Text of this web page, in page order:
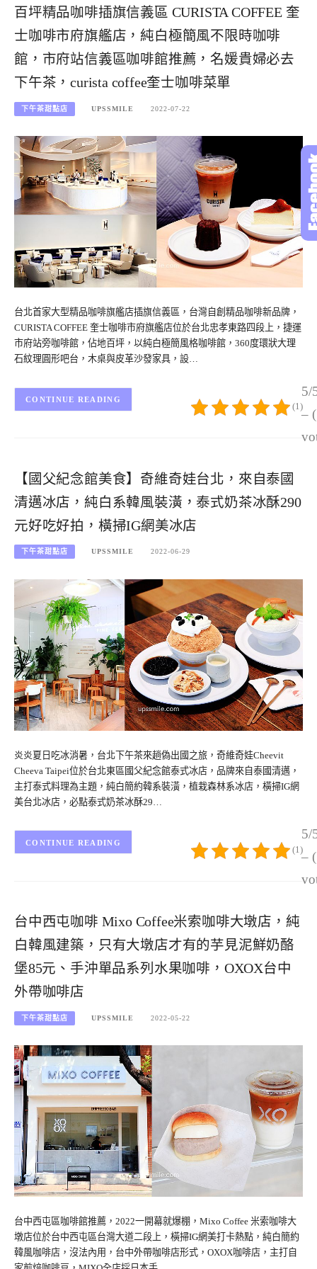
百坪精品咖啡插旗信義區 CURISTA COFFEE 奎
士咖啡市府旗艦店，純白極簡風不限時咖啡
館，市府站信義區咖啡館推薦，名媛貴婦必去
下午茶，curista coffee奎士咖啡菜單
下午茶甜點店 UPSSMILE 2022-07-22
台北首家大型精品咖啡旗艦店插旗信義區，台灣自創精品咖啡新品牌，
CURISTA COFFEE 奎士咖啡市府旗艦店位於台北忠孝東路四段上，捷運
市府站旁咖啡館，佔地百坪，以純白極簡風格咖啡館，360度環狀大理
石紋理圓形吧台，木桌與皮革沙發家具，設…
5/
–
(1)
CONTINUE READING
【國父紀念館美食】奇維奇娃台北，來自泰國
清邁冰店，純白系韓風裝潢，泰式奶茶冰酥290
元好吃好拍，橫掃IG網美冰店
下午茶甜點店 UPSSMILE 2022-06-29
炎炎夏日吃冰消暑，台北下午茶來趟偽出國之旅，奇維奇娃Cheevit
Cheeva Taipei位於台北東區國父紀念館泰式冰店，品牌來自泰國清邁，
主打泰式料理為主題，純白簡約韓系裝潢，植栽森林系冰店，橫掃IG網
美台北冰店，必點泰式奶茶冰酥29…
5/
–
(1)
CONTINUE READING
台中西屯咖啡 Mixo Coffee米索咖啡大墩店，純
白韓風建築，只有大墩店才有的芋見泥鮮奶酪
堡85元、手沖單品系列水果咖啡，OXOX台中
外帶咖啡店
下午茶甜點店 UPSSMILE 2022-05-22
台中西屯區咖啡館推薦，2022一開幕就爆棚，Mixo Coffee 米索咖啡大
墩店位於台中西屯區台灣大道二段上，橫掃IG網美打卡熱點，純白簡約
韓風咖啡店，沒法內用，台中外帶咖啡店形式，OXOX咖啡店，主打自